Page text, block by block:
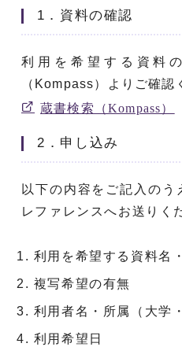
1．資料の確認
利用を希望する資料
（Kompass）よりご確認
蔵書検索（Kompass）
2．申し込み
以下の内容をご記入の
レ ファレンスへお送りく
利用を希望する資料名
複写希望の有無
利用者名・所属（大学
利用希望日